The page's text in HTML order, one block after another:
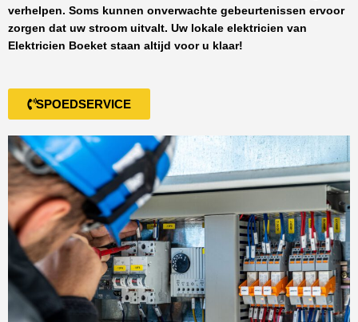
verhelpen. Soms kunnen onverwachte gebeurtenissen ervoor
zorgen dat uw stroom uitvalt. Uw lokale elektricien van
Elektricien Boeket staan altijd voor u klaar!
SPOEDSERVICE